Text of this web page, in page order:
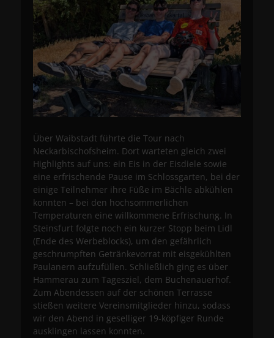
Über Waibstadt führte die Tour nach
Neckarbischofsheim. Dort warteten gleich zwei
Highlights auf uns: ein Eis in der Eisdiele sowie
eine erfrischende Pause im Schlossgarten, bei der
einige Teilnehmer ihre Füße im Bächle abkühlen
konnten – bei den hochsommerlichen
Temperaturen eine willkommene Erfrischung. In
Steinsfurt folgte noch ein kurzer Stopp beim Lidl
(Ende des Werbeblocks), um den gefährlich
geschrumpften Getränkevorrat mit eisgekühlten
Paulanern aufzufüllen. Schließlich ging es über
Hammerau zum Tagesziel, dem Buchenauerhof.
Zum Abendessen auf der schönen Terrasse
stießen weitere Vereinsmitglieder hinzu, sodass
wir den Abend in geselliger 19-köpfiger Runde
ausklingen lassen konnten.